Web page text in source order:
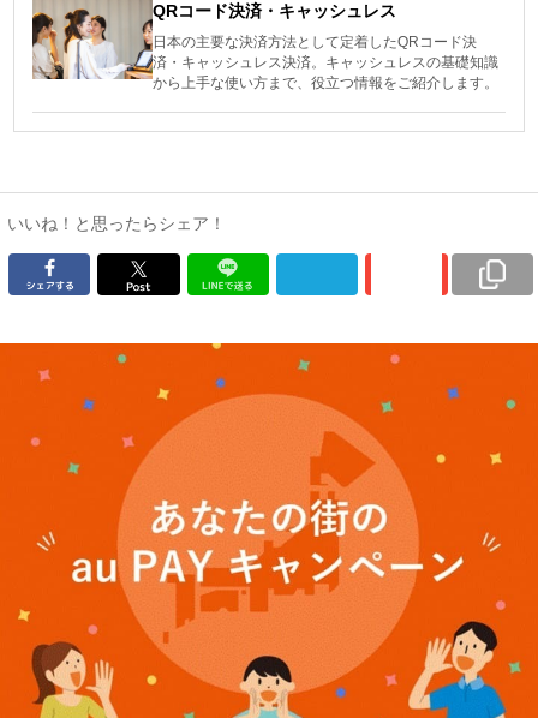
QRコード決済・キャッシュレス
日本の主要な決済方法として定着したQRコード決
済・キャッシュレス決済。キャッシュレスの基礎知識
から上手な使い方まで、役立つ情報をご紹介します。
いいね！と思ったらシェア！